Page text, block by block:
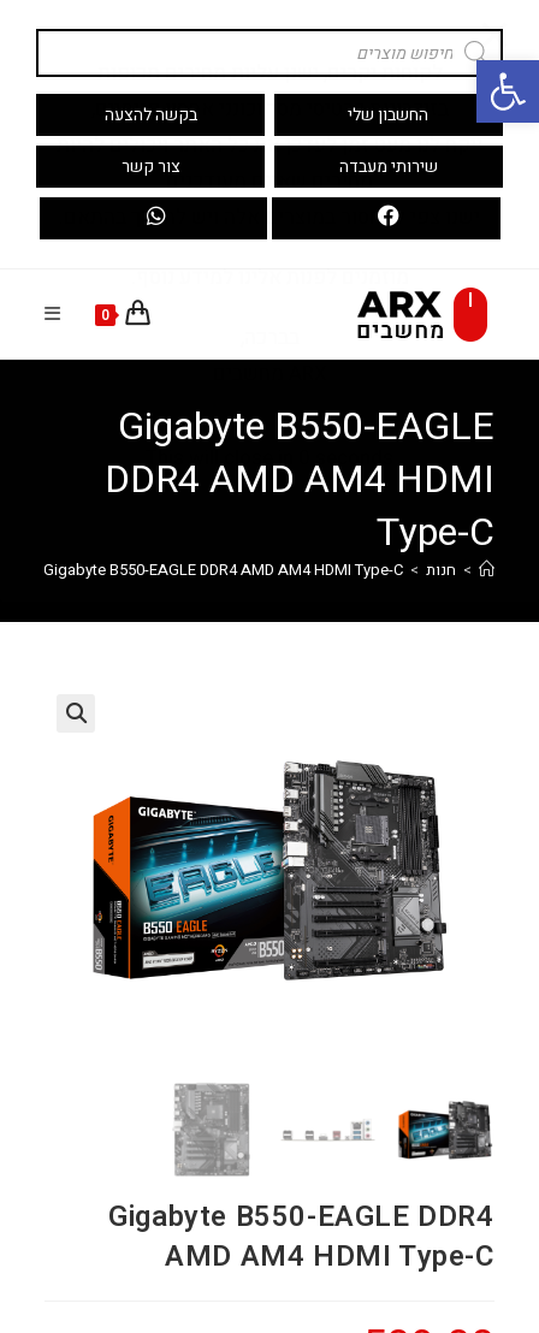
פתח סרגל נגישות
content
Products
search
החשבון שלי בקשה להצעה
שירותי מעבדה צור קשר
0
Gigabyte B550-EAGLE
DDR4 AMD AM4 HDMI
Type-C
> חנות >
Gigabyte B550-EAGLE DDR4 AMD AM4 HDMI Type-C
Gigabyte B550-EAGLE DDR4
AMD AM4 HDMI Type-C